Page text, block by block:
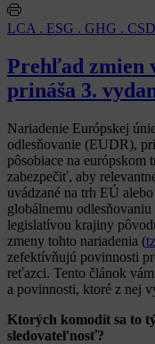
LCA . ESG . GHG .
Prehľad zmien
prináša 3.
Nariadenie Európskej
odlesňovanie (EUDR),
pôsobiace na
zabezpečiť, aby
uvádzané na trh EÚ
globálnemu
legislatívou krajiny
zmeny tohto nariadenia (
zefektívňujú povinnosti
reťazci. Tento článok
a povinnosti, ktoré z nej
Ktorých komodít sa to
sledovateľnosť?